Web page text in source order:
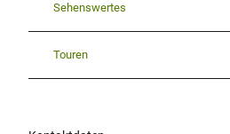
Sehenswertes
Touren